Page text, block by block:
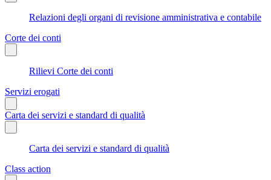
Relazioni degli organi di revisione amministrativa e contabile
Corte dei conti
Rilievi Corte dei conti
Servizi erogati
Carta dei servizi e standard di qualità
Carta dei servizi e standard di qualità
Class action